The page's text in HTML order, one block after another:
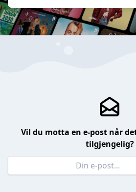
Vil du motta en e-post når
tilgjengelig?